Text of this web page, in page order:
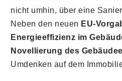
nicht umhin, über eine
Neben den neuen EU-
Energieeffizienz im
Novellierung des
Umdenken auf dem